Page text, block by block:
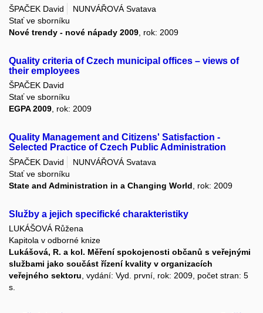
ŠPAČEK David
NUNVÁŘOVÁ Svatava
Stať ve sborníku
Nové trendy - nové nápady 2009 , rok: 2009
Quality criteria of Czech municipal offices – views of
their employees
ŠPAČEK David
Stať ve sborníku
EGPA 2009, rok: 2009
Quality Management and Citizens' Satisfaction -
Selected Practice of Czech Public Administration
ŠPAČEK David
NUNVÁŘOVÁ Svatava
Stať ve sborníku
State and Administration in a Changing World , rok: 2009
Služby a jejich specifické charakteristiky
LUKÁŠOVÁ Růžena
Kapitola v odborné knize
Lukášová, R. a kol. Měření spokojenosti občanů s veřejnými
službami jako součást řízení kvality v organizacích
veřejného sektoru , vydání: Vyd. první, rok: 2009, počet stran: 5
s.